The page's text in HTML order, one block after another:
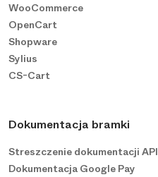
WooCommerce
OpenCart
Shopware
Sylius
CS-Cart
Dokumentacja bramki
Streszczenie dokumentacji API
Dokumentacja Google Pay